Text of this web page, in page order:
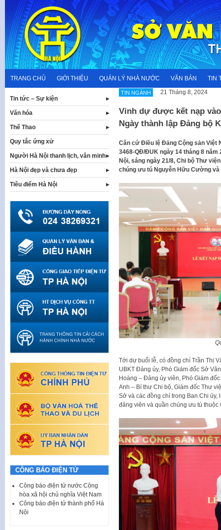
content
TRANG CHỦ GIỚI THIỆU QUẢN LÝ NHÀ NƯỚC VĂN BẢN TIN
TIN NGÀNH 21 Tháng 8, 2024
Vinh dự được kết nạp
Ngày thành lập Đảng bộ
Căn cứ Điều lệ Đảng Cộng sản Việt
3468-QĐ/ĐUK ngày 14 tháng 8
Nội, sáng ngày 21/8, Chi bộ Thư
chúng ưu tú Nguyễn Hữu Cường và
Tới dự buổi lễ, có đồng chí Trần Thị
UBKT Đảng ủy, Phó Giám đốc Sở
Hoàng – Đảng ủy viên, Phó Giám
Anh – Bí thư Chi bộ, Giám đốc Thư
Sở và các đồng chí trong Ban Chi
đảng viên và quần chúng ưu tú thuộc
Tin tức – Sự kiện
Văn hóa
Thể Thao
Quy tắc ứng xử
Người Hà Nội thanh lịch, văn minh
Hà Nội đẹp và chưa đẹp
Tiêu điểm Hà Nội
CÔNG BÁO ĐIỆN TỬ
Công báo điện tử nước Cộng
hòa xã hội chủ nghĩa Việt Nam
Công báo điện tử thành phố Hà
Nội